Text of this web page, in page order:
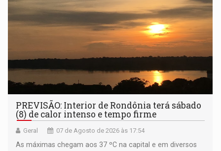
PREVISÃO: Interior de Rondônia terá sábado
(8) de calor intenso e tempo firme
Geral 07 de Agosto de 2026 às 17:54
As máximas chegam aos 37 ºC na capital e em diversos